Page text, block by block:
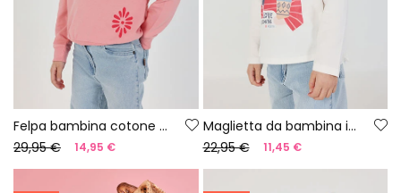
Felpa bambina cotone salmone
29,95 €
14,95 €
Maglietta da bambina in cotone bianca
22,95 €
11,45 €